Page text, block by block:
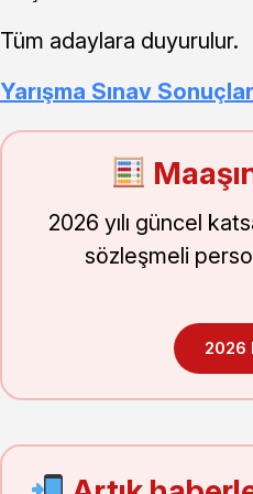
Tüm adaylara duyurulur.
Yarışma Sınav
2026 yılı güncel
sözleşmeli
2026